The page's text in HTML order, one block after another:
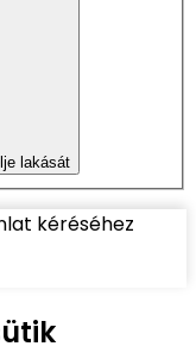
lakását
kéréséhez